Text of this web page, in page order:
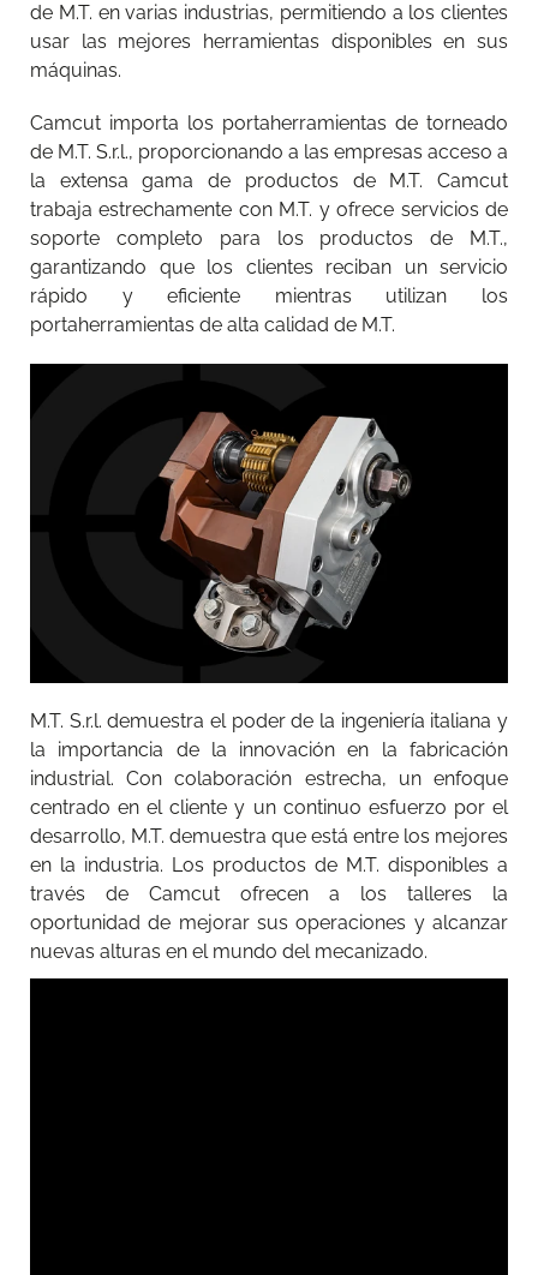
de M.T. en varias industrias, permitiendo a los clientes
usar las mejores herramientas disponibles en sus
máquinas.
Camcut importa los portaherramientas de torneado
de M.T. S.r.l., proporcionando a las empresas acceso a
la extensa gama de productos de M.T. Camcut
trabaja estrechamente con M.T. y ofrece servicios de
soporte completo para los productos de M.T.,
garantizando que los clientes reciban un servicio
rápido y eficiente mientras utilizan los
portaherramientas de alta calidad de M.T.
M.T. S.r.l. demuestra el poder de la ingeniería italiana y
la importancia de la innovación en la fabricación
industrial. Con colaboración estrecha, un enfoque
centrado en el cliente y un continuo esfuerzo por el
desarrollo, M.T. demuestra que está entre los mejores
en la industria. Los productos de M.T. disponibles a
través de Camcut ofrecen a los talleres la
oportunidad de mejorar sus operaciones y alcanzar
nuevas alturas en el mundo del mecanizado.